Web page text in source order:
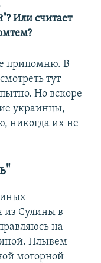
Или считает
припомню. В
тут
Но вскоре
украинцы,
никогда их не
из Сулины в
на
Плывем
моторной